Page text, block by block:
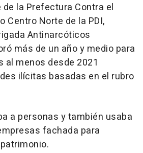
la Prefectura Contra el
Centro Norte de la PDI,
Antinarcóticos
más de un año y medio para
al menos desde 2021
ilícitas basadas en el rubro
a personas y también usaba
fachada para